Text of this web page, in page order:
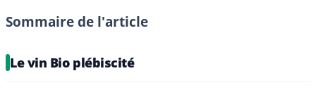
Sommaire de l'article
Le vin Bio plébiscité